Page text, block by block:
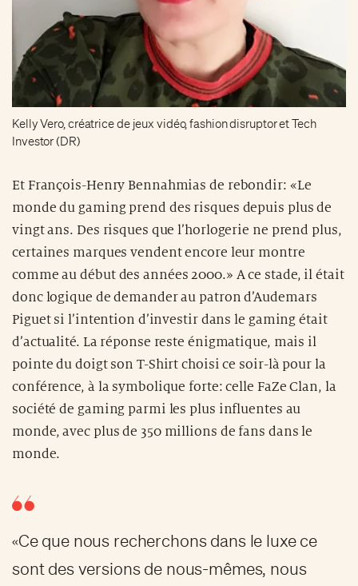
Kelly Vero, créatrice de jeux vidéo, fashion disruptor et Tech
Investor (DR)
Et François-Henry Bennahmias de rebondir: «Le
monde du gaming prend des risques depuis plus de
vingt ans. Des risques que l’horlogerie ne prend plus,
certaines marques vendent encore leur montre
comme au début des années 2000.» A ce stade, il était
donc logique de demander au patron d’Audemars
Piguet si l’intention d’investir dans le gaming était
d’actualité. La réponse reste énigmatique, mais il
pointe du doigt son T-Shirt choisi ce soir-là pour la
conférence, à la symbolique forte: celle FaZe Clan, la
société de gaming parmi les plus influentes au
monde, avec plus de 350 millions de fans dans le
monde.
«Ce que nous recherchons dans le luxe ce
sont des versions de nous-mêmes, nous